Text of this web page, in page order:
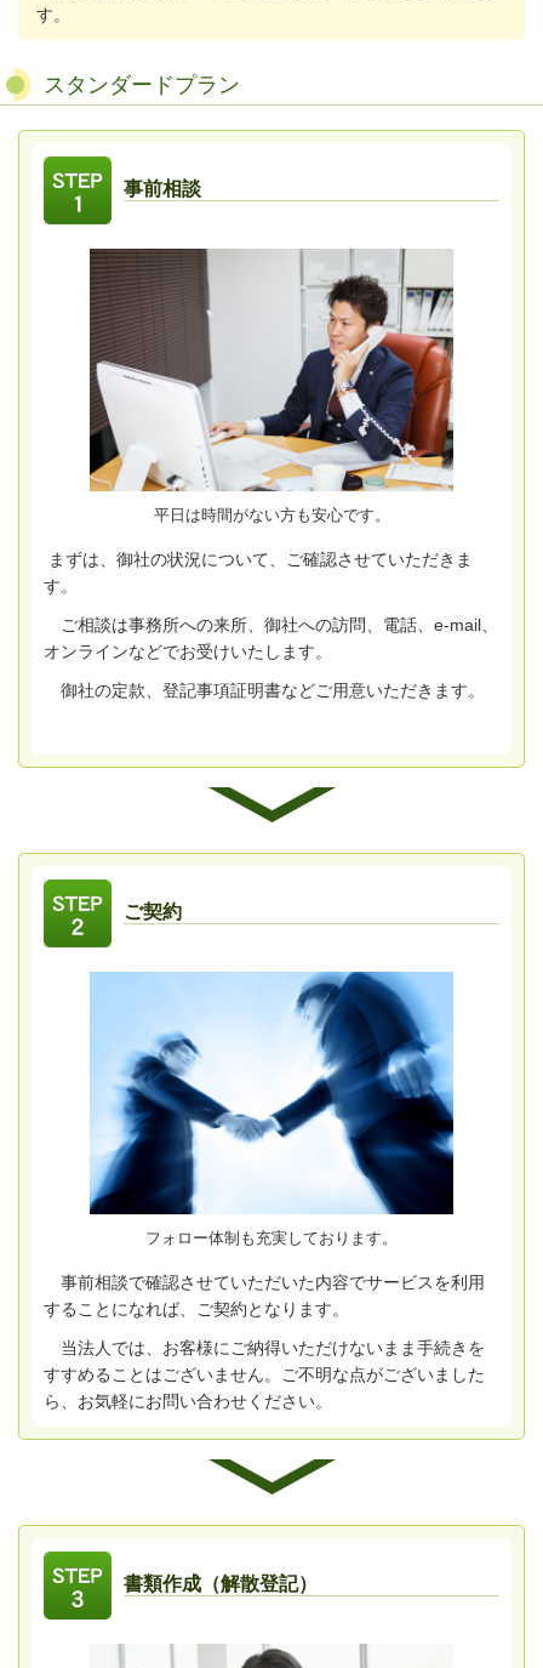
す。
スタンダードプラン
事前相談
平日は時間がない方も安心です。
まずは、御社の状況について、ご確認させていただきま
す。
ご相談は事務所への来所、御社への訪問、電話、e-mail、
オンラインなどでお受けいたします。
御社の定款、登記事項証明書などご用意いただきます。
ご契約
フォロー体制も充実しております。
事前相談で確認させていただいた内容でサービスを利用
することになれば、ご契約となります。
当法人では、お客様にご納得いただけないまま手続きを
すすめることはございません。ご不明な点がございました
ら、お気軽にお問い合わせください。
書類作成（解散登記）